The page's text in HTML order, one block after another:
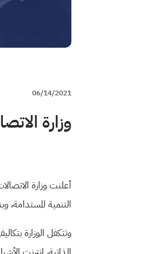
06/14/2021
وزارة
أعلنت وزارة
التنمية المستدامة،
وتتكفل الوزارة